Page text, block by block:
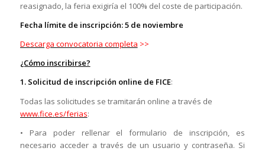
reasignado, la feria exigiría el 100% del coste de participación.
Fecha límite de inscripción: 5 de noviembre
Descarga convocatoria completa >>
¿Cómo inscribirse?
1. Solicitud de inscripción online de FICE:
Todas las solicitudes se tramitarán online a través de
www.fice.es/ferias:
• Para poder rellenar el formulario de inscripción, es
necesario acceder a través de un usuario y contraseña. Si